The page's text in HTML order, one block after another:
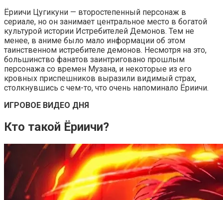
Ёриичи Цугикуни — второстепенный персонаж в
сериале, но он занимает центральное место в богатой
культурой истории Истребителей Демонов. Тем не
менее, в аниме было мало информации об этом
таинственном истребителе демонов. Несмотря на это,
большинство фанатов заинтриговано прошлым
персонажа со времен Музана, и некоторые из его
кровных приспешников выразили видимый страх,
столкнувшись с чем-то, что очень напоминало Ёриичи.
ИГРОВОЕ ВИДЕО ДНЯ
Кто такой Ёриичи?